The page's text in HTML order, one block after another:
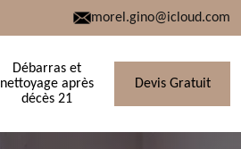
morel.gino@icloud.com
Débarras et
nettoyage après
décès 21
Devis Gratuit